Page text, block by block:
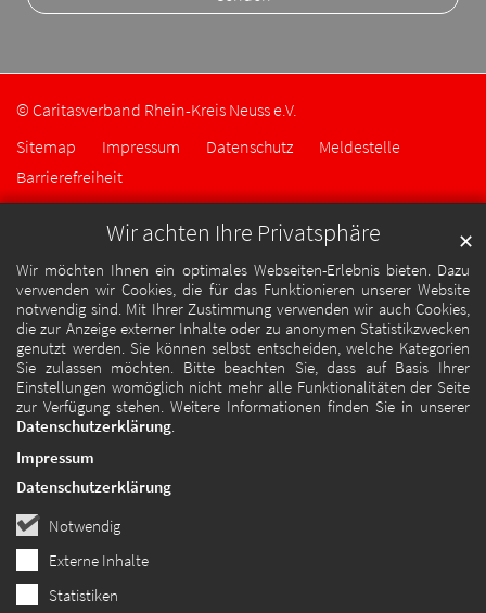
Wir achten Ihre Privatsphäre
Wir möchten Ihnen ein optimales Webseiten-Erlebnis bieten. Dazu
verwenden wir Cookies, die für das Funktionieren unserer Website
notwendig sind. Mit Ihrer Zustimmung verwenden wir auch Cookies,
die zur Anzeige externer Inhalte oder zu anonymen Statistikzwecken
genutzt werden. Sie können selbst entscheiden, welche Kategorien
Sie zulassen möchten. Bitte beachten Sie, dass auf Basis Ihrer
Einstellungen womöglich nicht mehr alle Funktionalitäten der Seite
zur Verfügung stehen. Weitere Informationen finden Sie in unserer
Datenschutzerklärung.
Notwendig
Externe Inhalte
Statistiken
✕
Impressum
Datenschutzerklärung
© Caritasverband Rhein-Kreis Neuss e.V.
Sitemap
Impressum Datenschutz
Meldestelle
Barrierefreiheit